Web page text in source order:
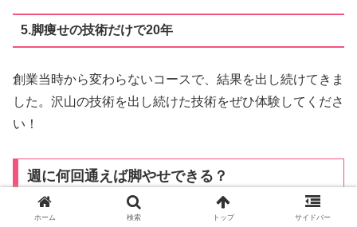
5.脚痩せの技術だけで20年
創業当時から変わらないコースで、結果を出し続けてきま
した。沢山の技術を出し続けた技術をぜひ体験してくださ
い！
週に何回通えば脚やせできる？
ホーム 検索 トップ サイドバー